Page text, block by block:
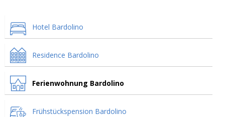
Hotel Bardolino
Residence Bardolino
Ferienwohnung Bardolino
Frühstückspension Bardolino